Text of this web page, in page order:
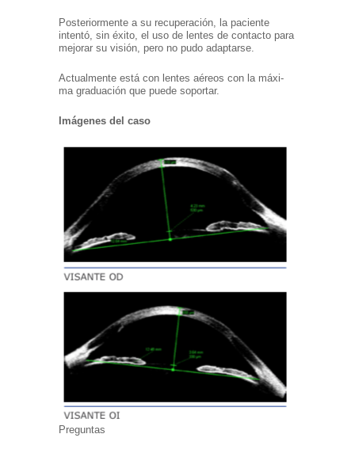
Posteriormente a su recuperación, la paciente
intentó, sin éxito, el uso de lentes de contacto para
mejorar su visión, pero no pudo adaptarse.
Actualmente está con lentes aéreos con la máxi-
ma graduación que puede soportar.
Imágenes del caso
Preguntas